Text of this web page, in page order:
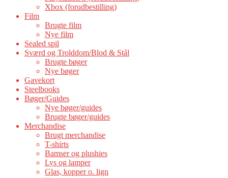
Xbox (forudbestilling)
Film
Brugte film
Nye film
Sealed spil
Sværd og Trolddom/Blod & Stål
Brugte bøger
Nye bøger
Gavekort
Steelbooks
Bøger/Guides
Nye bøger/guides
Brugte bøger/guides
Merchandise
Brugt merchandise
T-shirts
Bamser og plushies
Lys og lamper
Glas, kopper o. lign